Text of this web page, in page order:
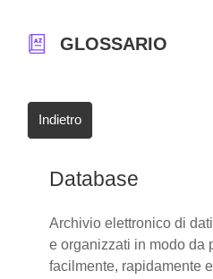
GLOSSARIO
Indietro
Database
Archivio elettronico di
e organizzati in modo da
facilmente, rapidamente